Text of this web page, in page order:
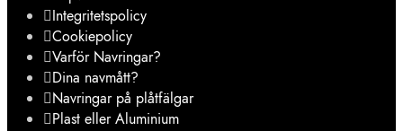
Integritetspolicy
Cookiepolicy
Varför Navringar?
Dina navmått?
Navringar på plåtfälgar
Plast eller Aluminium